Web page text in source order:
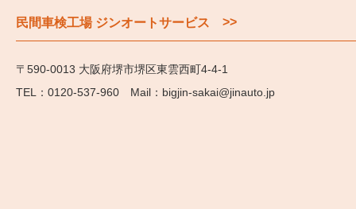
民間車検工場 ジンオートサービス >>
〒590-0013 大阪府堺市堺区東雲西町4-4-1
0120-537-960
bigjin-sakai@jinauto.jp